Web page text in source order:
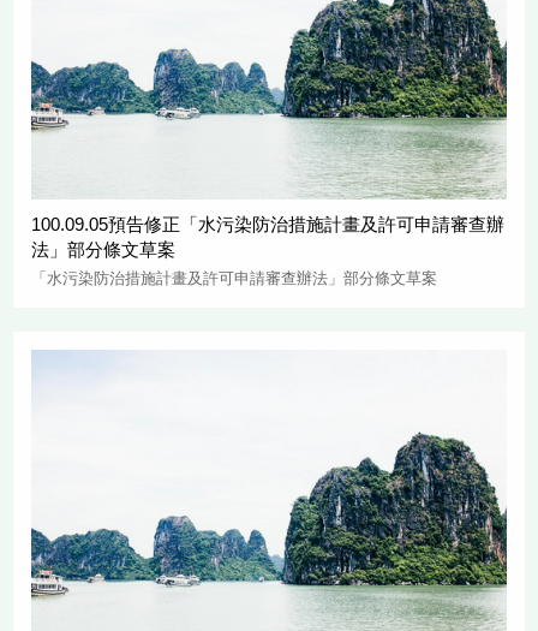
100.09.05預告修正「水污染防治措施計畫及許可申請審查辦
法」部分條文草案
「水污染防治措施計畫及許可申請審查辦法」部分條文草案